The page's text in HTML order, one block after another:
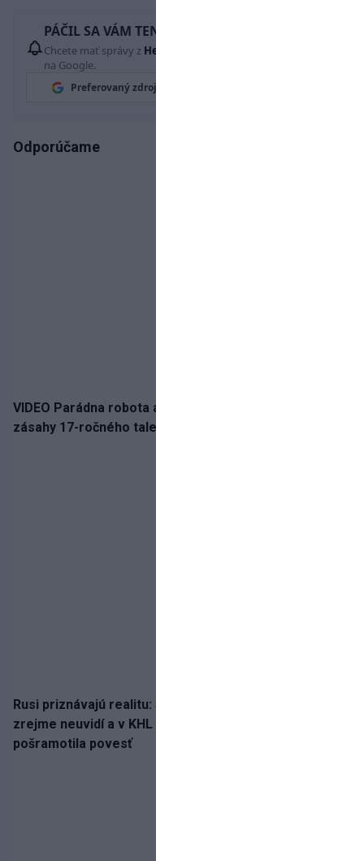
PÁČIL SA VÁM TENTO ČLÁNOK?
Chcete mať správy z Hetrik.sk
na Google.
Preferovaný zdroj
Odporúčame
VIDEO Parádna robota a gól v oslabení! Pozrite si oba
zásahy 17-ročného talentu Rychlíka proti USA
Rusi priznávajú realitu: Spartak milióny od Ružičku
zrejme neuvidí a v KHL si už nezahrá. Liga si
pošramotila povesť